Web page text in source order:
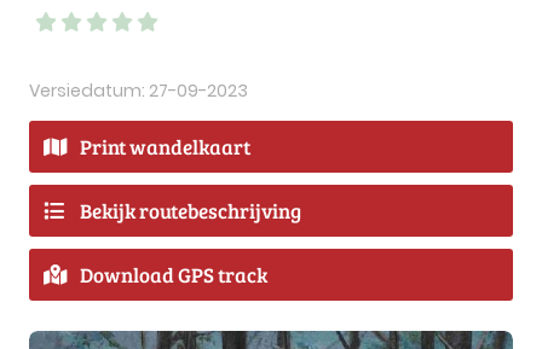
Versiedatum: 27-09-2023
Print wandelkaart
Bekijk routebeschrijving
Download GPS track